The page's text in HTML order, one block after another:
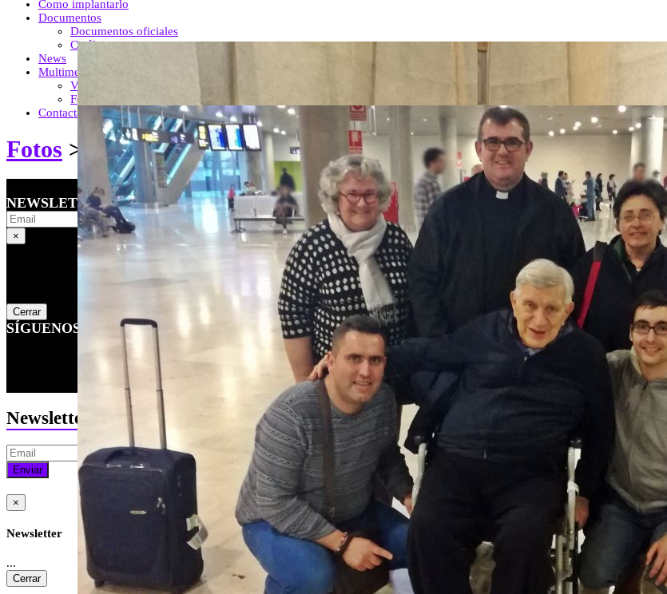
Como implantarlo
Documentos
Documentos oficiales
Catálogo
News
Multimedia
Vídeos
Fotos
Contacta
Fotos > Organismo Internacional> In memoriam D. PiGi 2020
NEWSLETTER
×
Cerrar
SÍGUENOS EN
Newsletter
Enviar
×
Newsletter
...
Cerrar